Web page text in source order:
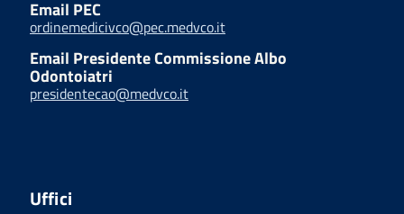
Email PEC
ordinemedicivco@pec.medvco.it
Email Presidente Commissione Albo
Odontoiatri
presidentecao@medvco.it
Uffici